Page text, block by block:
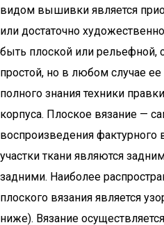
видом вышивки является
или достаточно
быть плоской или рельефной,
простой, но в любом случае ее
полного знания техники
корпуса. Плоское вязание —
воспроизведения фактурного
участки ткани являются
задними. Наиболее
плоского вязания является
ниже). Вязание